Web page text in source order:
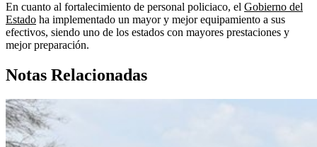
En cuanto al fortalecimiento de personal policiaco, el Gobierno del
Estado ha implementado un mayor y mejor equipamiento a sus
efectivos, siendo uno de los estados con mayores prestaciones y
mejor preparación.
Notas Relacionadas